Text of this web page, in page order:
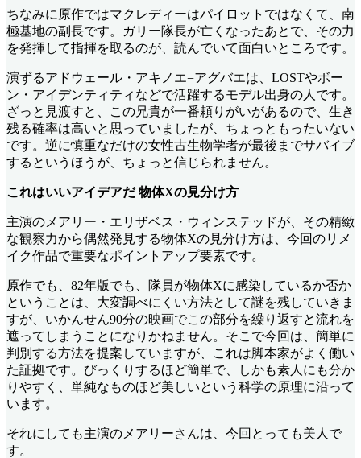
ちなみに原作ではマクレディーはパイロットではなくて、南
極基地の副長です。ガリー隊長が亡くなったあとで、その力
を発揮して指揮を取るのが、読んでいて面白いところです。
演ずるアドウェール・アキノエ=アグバエは、LOSTやボー
ン・アイデンティティなどで活躍するモデル出身の人です。
ざっと見渡すと、この兄貴が一番頼りがいがあるので、生き
残る確率は高いと思っていましたが、ちょっともったいない
です。逆に慎重なだけの女性古生物学者が最後までサバイブ
するというほうが、ちょっと信じられません。
これはいいアイデアだ 物体Xの見分け方
主演のメアリー・エリザベス・ウィンステッドが、その精緻
な観察力から偶然発見する物体Xの見分け方は、今回のリメ
イク作品で重要なポイントアップ要素です。
原作でも、82年版でも、隊員が物体Xに感染しているか否か
ということは、大変調べにくい方法として謎を残していきま
すが、いかんせん90分の映画でこの部分を繰り返すと流れを
遮ってしまうことになりかねません。そこで今回は、簡単に
判別する方法を提案していますが、これは脚本家がよく働い
た証拠です。びっくりするほど簡単で、しかも素人にも分か
りやすく、単純なものほど美しいという科学の原理に沿って
います。
それにしても主演のメアリーさんは、今回とっても美人で
す。